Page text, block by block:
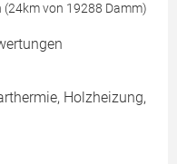
(24km von 19288 Damm)
Holzheizung,